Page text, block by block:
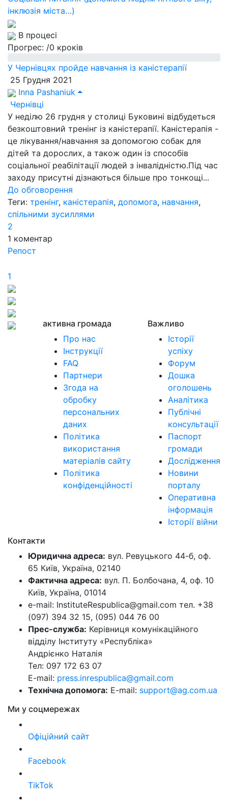
інклюзія міста…)
В процесі
Прогрес: /0 кроків
У Чернівцях пройде навчання із каністерапії
25 Грудня 2021
Inna Pashaniuk
Чернівці
У неділю 26 грудня у столиці Буковині відбудеться
безкоштовний тренінг із каністерапії. Каністерапія -
це лікування/навчання за допомогою собак для
дітей та дорослих, а також один із способів
соціальної реабілітації людей з інвалідністю.Під час
заходу присутні дізнаються більше про тонкощі...
До обговорення
Теги: тренінг, каністерапія, допомога, навчання,
спільними зусиллями
2
1 коментар
Репост
1
активна громада
Про нас
Інструкції
FAQ
Партнери
Згода на
обробку
персональних
даних
Політика
використання
матеріалів сайту
Політика
конфіденційності
Важливо
Історії
успіху
Форум
Дошка
оголошень
Аналітика
Публічні
консультації
Паспорт
громади
Дослідження
Новини
порталу
Оперативна
інформація
Історії війни
Контакти
Юридична адреса: вул. Ревуцького 44-б, оф.
65 Київ, Україна, 02140
Фактична адреса: вул. П. Болбочана, 4, оф. 10
Київ, Україна, 01014
e-mail: InstituteRespublica@gmail.com тел. +38
(097) 394 32 15, (095) 044 76 00
Прес-служба: Керівниця комунікаційного
відділу Інституту «Республіка»
Андрієнко Наталія
Тел: 097 172 63 07
E-mail: press.inrespublica@gmail.com
Технічна допомога: E-mail: support@ag.com.ua
Ми у соцмережах
Офіційний сайт
Facebook
TikTok